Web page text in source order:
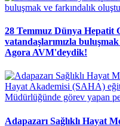
28 Temmuz Dünya Hepatit
vatandaşlarımızla
Agora AVM'deydik!
Adapazarı Sağlıklı Hayat